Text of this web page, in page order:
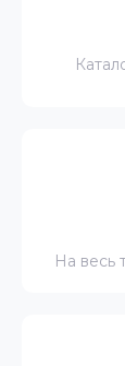
На весь